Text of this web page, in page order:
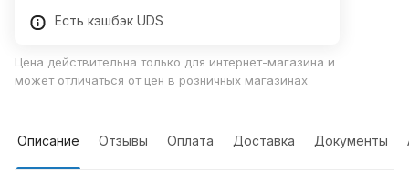
Есть кэшбэк UDS
Цена действительна только для интернет-магазина и
может отличаться от цен в розничных магазинах
Описание Отзывы Оплата Доставка Документы